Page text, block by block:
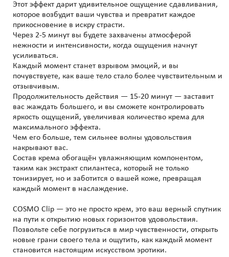
Этот эффект дарит удивительное ощущение сдавливания,
которое возбудит ваши чувства и превратит каждое
прикосновение в искру страсти.
Через 2-5 минут вы будете захвачены атмосферой
нежности и интенсивности, когда ощущения начнут
усиливаться.
Каждый момент станет взрывом эмоций, и вы
почувствуете, как ваше тело стало более чувствительным и
отзывчивым.
Продолжительность действия — 15-20 минут — заставит
вас жаждать большего, и вы сможете контролировать
яркость ощущений, увеличивая количество крема для
максимального эффекта.
Чем его больше, тем сильнее волны удовольствия
накрывают вас.
Состав крема обогащён увлажняющим компонентом,
таким как экстракт спилантеса, который не только
тонизирует, но и заботится о вашей коже, превращая
каждый момент в наслаждение.
COSMO Clip — это не просто крем, это ваш верный спутник
на пути к открытию новых горизонтов удовольствия.
Позвольте себе погрузиться в мир чувственности, открыть
новые грани своего тела и ощутить, как каждый момент
становится настоящим искусством эротики.